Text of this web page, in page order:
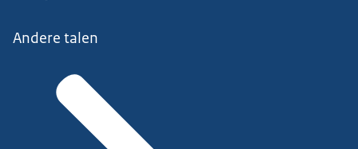
Andere talen